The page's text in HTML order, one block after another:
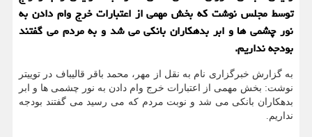
توسط مجلس نوشت که بخش مهمی از اعتبارات خرج وام دادن به
نور چشمی ها و ابر بدهکاران بانکی می شد و به مردم می گفتند
بودجه نداریم.
به گزارش خبرگزاری نام به نقل از مهر، محمد باقر قالیباف در توییتر
نوشت: بخش مهمی از اعتبارات خرج وام دادن به نور چشمی ها و ابر
بدهکاران بانکی می شد و نوبت مردم که می رسید می گفتند بودجه
نداریم.